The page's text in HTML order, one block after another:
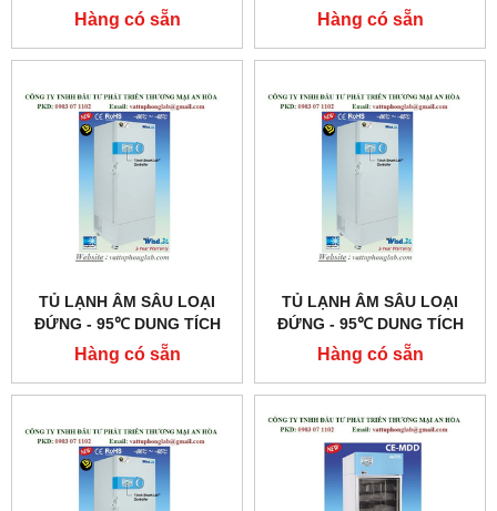
350 LÍT
MODEL:SIMPLEFREEZ
C350
Hàng có sẵn
350 LÍT MODEL:DUOFREEZ
C350
Hàng có sẵn
TỦ LẠNH ÂM SÂU LOẠI
ĐỨNG - 95℃ DUNG TÍCH
700 LÍT MODEL:DUOFREEZ
U700
Hàng có sẵn
TỦ LẠNH ÂM SÂU LOẠI
ĐỨNG - 95℃ DUNG TÍCH
500 LÍT MODEL:DUOFREEZ
U500
Hàng có sẵn